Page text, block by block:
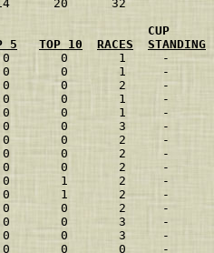
20      32
CUP
5 TOP 10 RACES
STANDING
0       1     -
0       1     -
0       2     -
0       1     -
0       1     -
0       3     -
0       2     -
0       2     -
0       2     -
1       2     -
1       2     -
0       2     -
0       3     -
0       3     -
0       0     -